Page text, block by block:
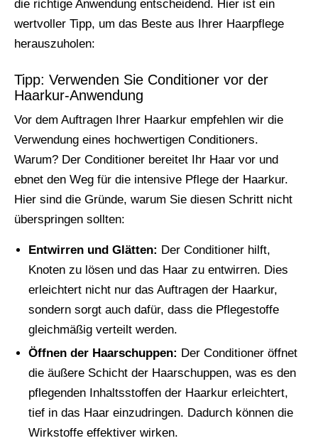
die richtige Anwendung entscheidend. Hier ist ein
wertvoller Tipp, um das Beste aus Ihrer Haarpflege
herauszuholen:
Tipp: Verwenden Sie Conditioner vor der
Haarkur-Anwendung
Vor dem Auftragen Ihrer Haarkur empfehlen wir die
Verwendung eines hochwertigen Conditioners.
Warum? Der Conditioner bereitet Ihr Haar vor und
ebnet den Weg für die intensive Pflege der Haarkur.
Hier sind die Gründe, warum Sie diesen Schritt nicht
überspringen sollten:
Entwirren und Glätten: Der Conditioner hilft,
Knoten zu lösen und das Haar zu entwirren. Dies
erleichtert nicht nur das Auftragen der Haarkur,
sondern sorgt auch dafür, dass die Pflegestoffe
gleichmäßig verteilt werden.
Öffnen der Haarschuppen: Der Conditioner öffnet
die äußere Schicht der Haarschuppen, was es den
pflegenden Inhaltsstoffen der Haarkur erleichtert,
tief in das Haar einzudringen. Dadurch können die
Wirkstoffe effektiver wirken.